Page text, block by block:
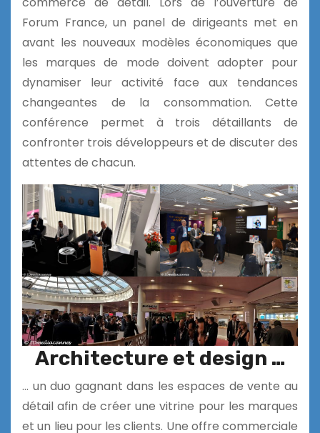
Forum France, un panel de dirigeants met en
avant les nouveaux modèles économiques que
les marques de mode doivent adopter pour
dynamiser leur activité face aux tendances
changeantes de la consommation. Cette
conférence permet à trois détaillants de
confronter trois développeurs et de discuter des
attentes de chacun.
Architecture et design …
… un duo gagnant dans les espaces de vente au
détail afin de créer une vitrine pour les marques
et un lieu pour les clients. Une offre commerciale